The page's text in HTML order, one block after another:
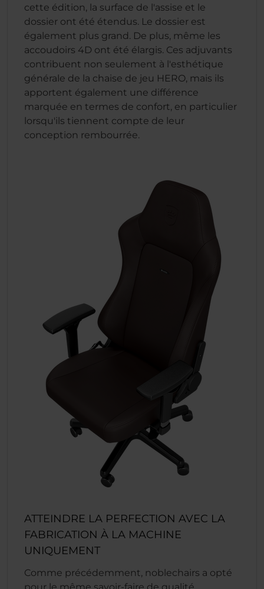
cette édition, la surface de l'assise et le
dossier ont été étendus. Le dossier est
également plus grand. De plus, même les
accoudoirs 4D ont été élargis. Ces adjuvants
contribuent non seulement à l'esthétique
générale de la chaise de jeu HERO, mais ils
apportent également une différence
marquée en termes de confort, en particulier
lorsqu'ils tiennent compte de leur
conception rembourrée.
ATTEINDRE LA PERFECTION AVEC LA
FABRICATION À LA MACHINE
UNIQUEMENT
Comme précédemment, noblechairs a opté